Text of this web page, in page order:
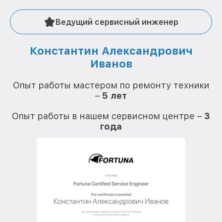
Ведущий сервисный инженер
Константин Александрович
Иванов
Опыт работы мастером по ремонту техники
– 5 лет
Опыт работы в нашем сервисном центре – 3
года